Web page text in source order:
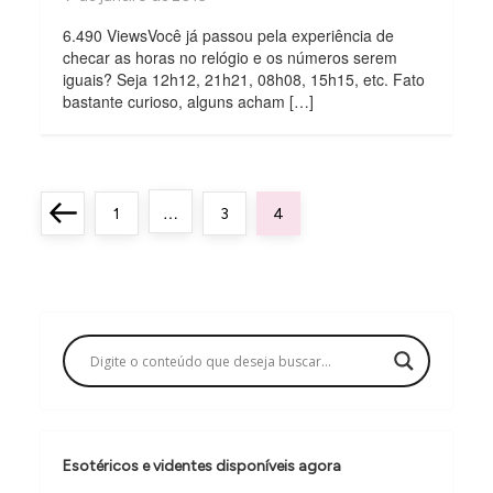
6.490 ViewsVocê já passou pela experiência de
checar as horas no relógio e os números serem
iguais? Seja 12h12, 21h21, 08h08, 15h15, etc. Fato
bastante curioso, alguns acham […]
P
a
PreviousPage
1 … Page
3 Page
4
Esotéricos e videntes disponíveis agora